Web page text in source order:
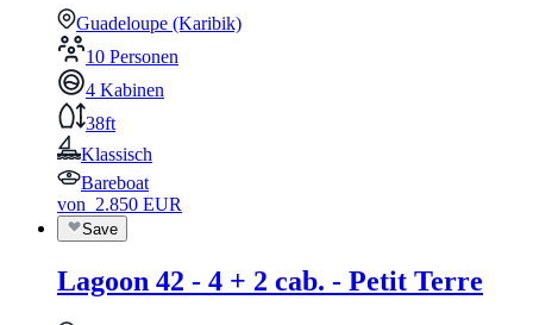
Guadeloupe (Karibik)
10 Personen
4 Kabinen
38ft
Klassisch
Bareboat
von 2.850 EUR
Save
Lagoon 42 - 4 + 2 cab. - Petit Terre